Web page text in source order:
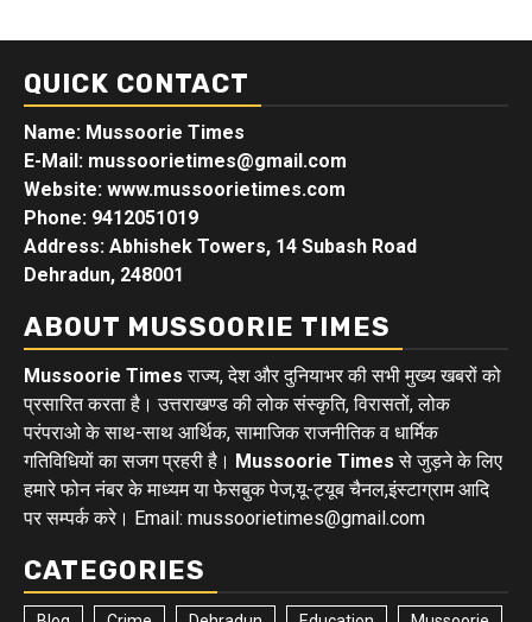
QUICK CONTACT
Name: Mussoorie Times
E-Mail: mussoorietimes@gmail.com
Website: www.mussoorietimes.com
Phone: 9412051019
Address: Abhishek Towers, 14 Subash Road
Dehradun, 248001
ABOUT MUSSOORIE TIMES
Mussoorie Times राज्य, देश और दुनियाभर की सभी मुख्य खबरों को
प्रसारित करता है। उत्तराखण्ड की लोक संस्कृति, विरासतों, लोक
परंपराओ के साथ-साथ आर्थिक, सामाजिक राजनीतिक व धार्मिक
गतिविधियों का सजग प्रहरी है। Mussoorie Times से जुड़ने के लिए
हमारे फोन नंबर के माध्यम या फेसबुक पेज,यू-ट्यूब चैनल,इंस्टाग्राम आदि
पर सम्पर्क करे। Email: mussoorietimes@gmail.com
CATEGORIES